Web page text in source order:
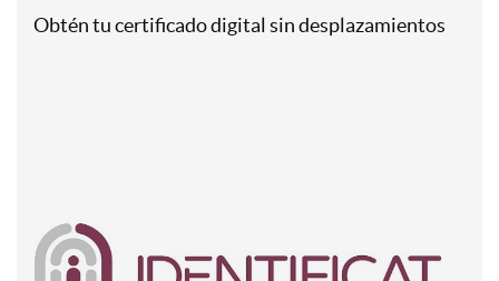
Obtén tu certificado digital sin desplazamientos